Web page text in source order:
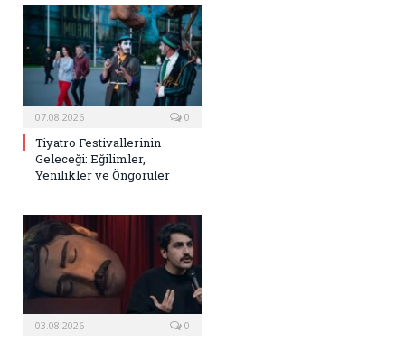
07.08.2026 0
Tiyatro Festivallerinin
Geleceği: Eğilimler,
Yenilikler ve Öngörüler
03.08.2026 0